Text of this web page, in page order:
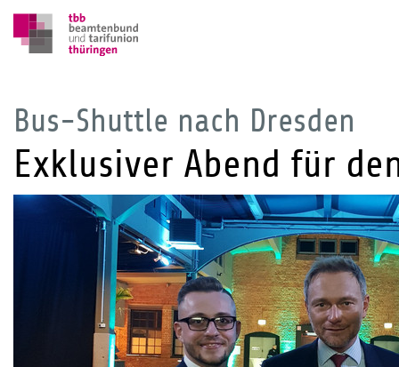
Bus-Shuttle nach Dresden
Exklusiver Abend für